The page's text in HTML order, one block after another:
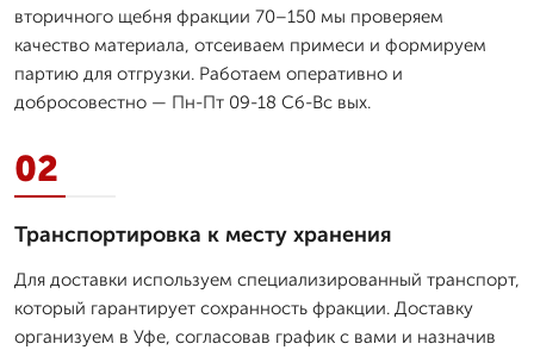
вторичного щебня фракции 70–150 мы проверяем
качество материала, отсеиваем примеси и формируем
партию для отгрузки. Работаем оперативно и
добросовестно — Пн-Пт 09-18 Сб-Вс вых.
02
Транспортировка к месту хранения
Для доставки используем специализированный транспорт,
который гарантирует сохранность фракции. Доставку
организуем в Уфе, согласовав график с вами и назначив